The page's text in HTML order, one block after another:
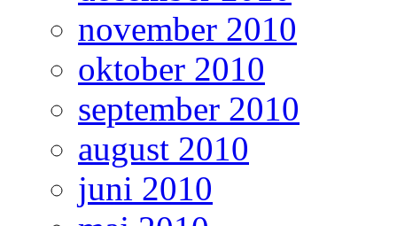
november 2010
oktober 2010
september 2010
august 2010
juni 2010